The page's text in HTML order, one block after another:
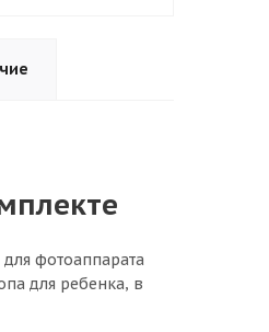
фотоаппарата
для ребенка, в